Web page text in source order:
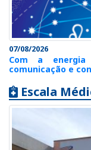
07/08/2026
Com a
comunicação e
Escala